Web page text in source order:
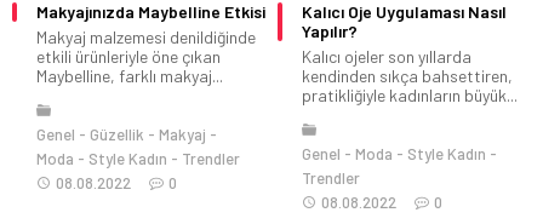
Makyajınızda Maybelline Etkisi
Makyaj malzemesi denildiğinde
etkili ürünleriyle öne çıkan
Maybelline, farklı makyaj...
Genel Güzellik
Makyaj
Moda
Style Kadın
Trendler
08.08.2022
0
Kalıcı Oje Uygulaması Nasıl
Yapılır?
Kalıcı ojeler son yıllarda
kendinden sıkça bahsettiren,
pratikliğiyle kadınların büyük...
Genel Moda
Style Kadın
Trendler
08.08.2022
0